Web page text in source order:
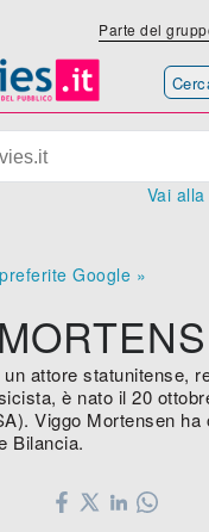
Parte del
Vai
Google »
attore statunitense,
è nato il 20
Viggo Mortensen ha
Bilancia.